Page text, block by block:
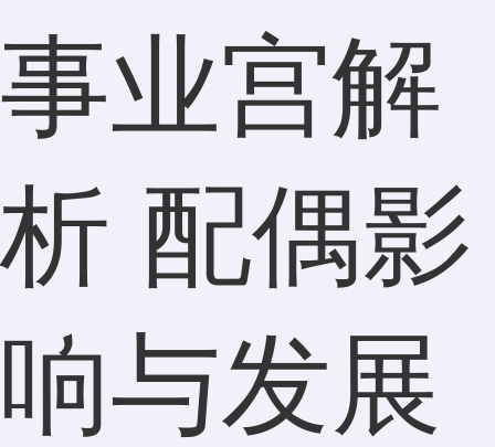
事业宫解
析 配偶影
响与发展